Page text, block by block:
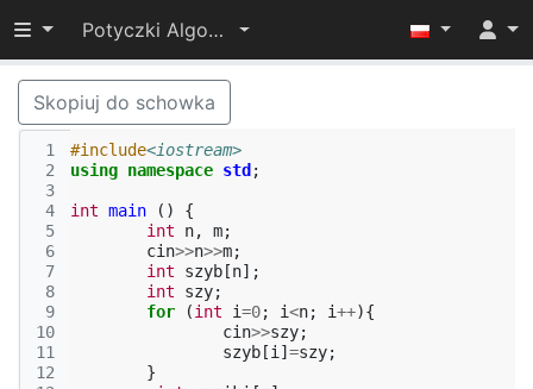
Przełącz widoczność menu
Potyczki Algorytmiczne 2015
Skopiuj do schowka
1
2
3
4
5
6
7
8
9
10
11
12
#include<iostream>
using namespace std ;
int main ()
{
int
n, m;
cin>>n>>m;
int
szyb [n];
int
szy;
for
(int i=0; i<n; i++){
cin>>szy;
szyb [i ] =szy;
}